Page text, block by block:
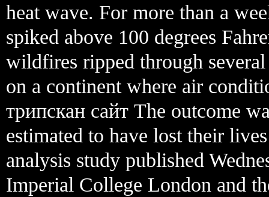
heat wave. For more than a
spiked above 100 degrees
wildfires ripped through
on a continent where air
трипскан сайт The outcome
estimated to have lost their
analysis study published
Imperial College London and